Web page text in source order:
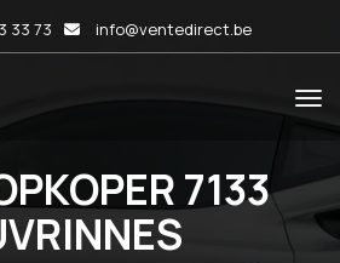
33 73 info@ventedirect.be
7133